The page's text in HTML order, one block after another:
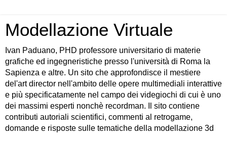
Modellazione Virtuale
Ivan Paduano, PHD professore universitario di materie
grafiche ed ingegneristiche presso l'università di Roma la
Sapienza e altre. Un sito che approfondisce il mestiere
del'art director nell'ambito delle opere multimediali interattive
e più specificatamente nel campo dei videgiochi di cui è uno
dei massimi esperti nonchè recordman. Il sito contiene
contributi autoriali scientifici, commenti al retrogame,
domande e risposte sulle tematiche della modellazione 3d